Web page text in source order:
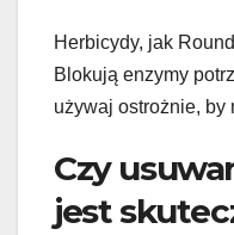
Herbicydy, jak
Blokują enzymy
używaj ostrożnie, by
Czy
jest